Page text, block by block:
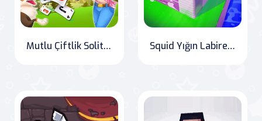
Mutlu Çiftlik Solitaire Squid Yığın Labirenti